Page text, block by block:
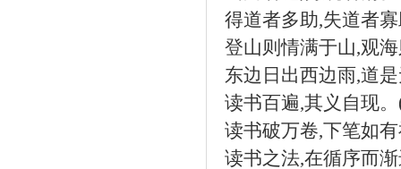
得道者多助,失道者
登山则情满于山,观
东边日出西边雨,道
读书百遍,其义自现。
读书破万卷,下笔如
读书之法,在循序而